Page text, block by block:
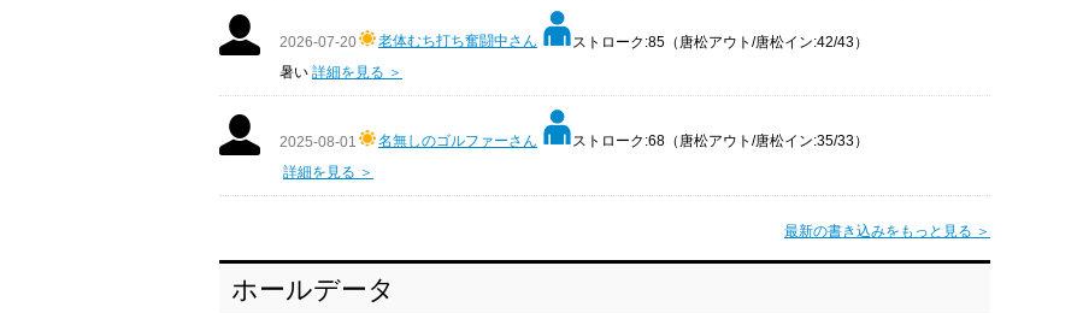
2026-07-20 老体むち打ち奮闘中さん
ストローク:85（唐松アウト/唐松イン:42/43）
暑い 詳細を見る ＞
2025-08-01 名無しのゴルファーさん
ストローク:68（唐松アウト/唐松イン:35/33）
詳細を見る ＞
最新の書き込みをもっと見る ＞
ホールデータ